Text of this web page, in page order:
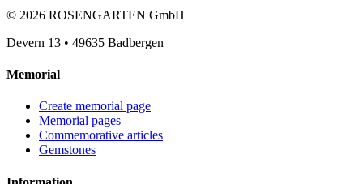
© 2026 ROSENGARTEN GmbH
Devern 13 • 49635 Badbergen
Memorial
Create memorial page
Memorial pages
Commemorative articles
Gemstones